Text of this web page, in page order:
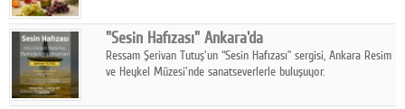
sofralarına taşıyor.
"Sesin Hafızası" Ankara'da
Ressam Şerivan Tutuş'un “Sesin Hafızası” sergisi, Ankara Resim
ve Heykel Müzesi'nde sanatseverlerle buluşuyor.